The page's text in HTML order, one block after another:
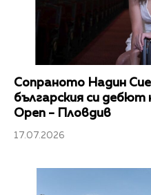
Сопраното Надин
българския си
Open - Пловдив
17.07.2026